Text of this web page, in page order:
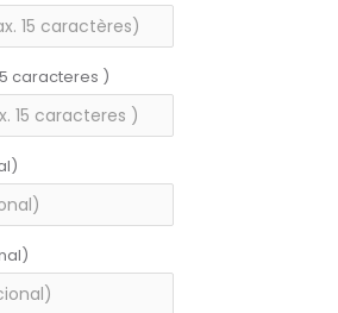
caracteres )